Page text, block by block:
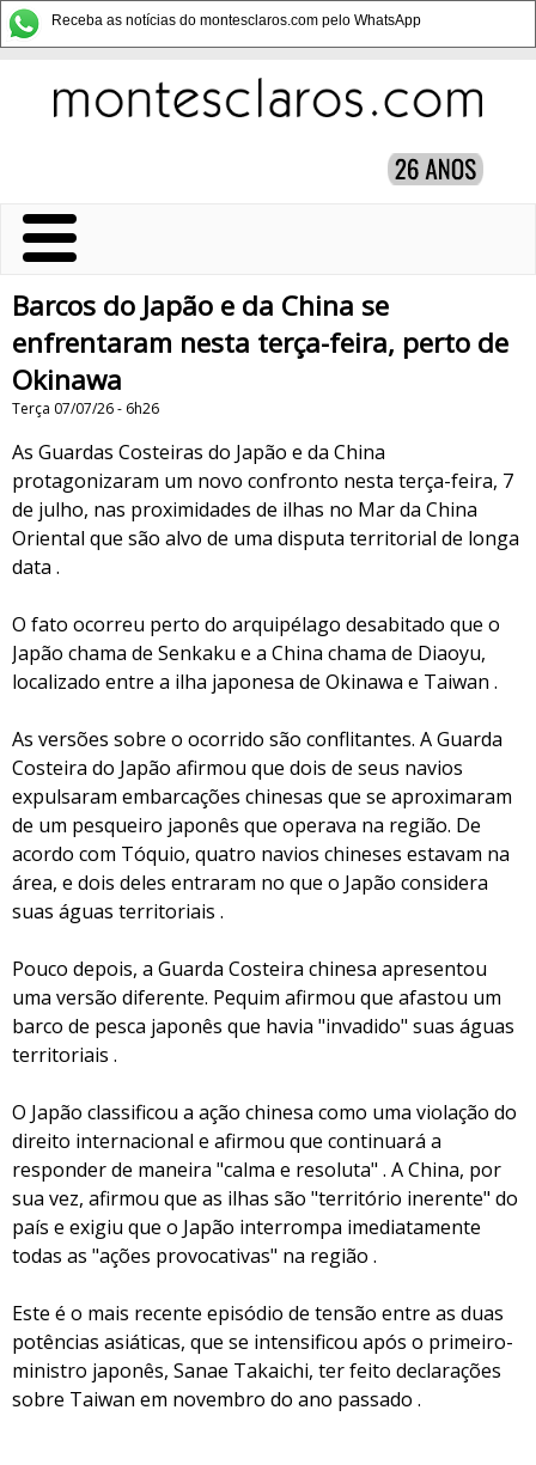
Receba as notícias do montesclaros.com pelo WhatsApp
Barcos do Japão e da China se
enfrentaram nesta terça-feira, perto de
Okinawa
Terça 07/07/26 - 6h26
As Guardas Costeiras do Japão e da China
protagonizaram um novo confronto nesta terça-feira, 7
de julho, nas proximidades de ilhas no Mar da China
Oriental que são alvo de uma disputa territorial de longa
data .
O fato ocorreu perto do arquipélago desabitado que o
Japão chama de Senkaku e a China chama de Diaoyu,
localizado entre a ilha japonesa de Okinawa e Taiwan .
As versões sobre o ocorrido são conflitantes. A Guarda
Costeira do Japão afirmou que dois de seus navios
expulsaram embarcações chinesas que se aproximaram
de um pesqueiro japonês que operava na região. De
acordo com Tóquio, quatro navios chineses estavam na
área, e dois deles entraram no que o Japão considera
suas águas territoriais .
Pouco depois, a Guarda Costeira chinesa apresentou
uma versão diferente. Pequim afirmou que afastou um
barco de pesca japonês que havia "invadido" suas águas
territoriais .
O Japão classificou a ação chinesa como uma violação do
direito internacional e afirmou que continuará a
responder de maneira "calma e resoluta" . A China, por
sua vez, afirmou que as ilhas são "território inerente" do
país e exigiu que o Japão interrompa imediatamente
todas as "ações provocativas" na região .
Este é o mais recente episódio de tensão entre as duas
potências asiáticas, que se intensificou após o primeiro-
ministro japonês, Sanae Takaichi, ter feito declarações
sobre Taiwan em novembro do ano passado .